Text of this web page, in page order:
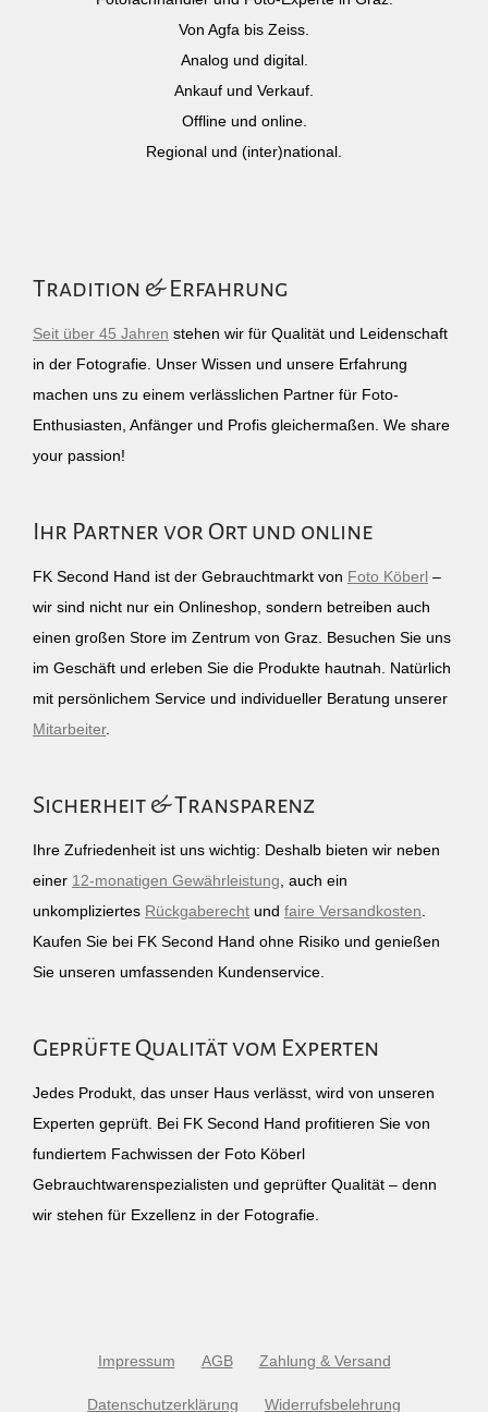
Von Agfa bis Zeiss.
Analog und digital.
Ankauf und Verkauf.
Offline und online.
Regional und (inter)national.
Tradition & Erfahrung
Seit über 45 Jahren stehen wir für Qualität und Leidenschaft
in der Fotografie. Unser Wissen und unsere Erfahrung
machen uns zu einem verlässlichen Partner für Foto-
Enthusiasten, Anfänger und Profis gleichermaßen. We share
your passion!
Ihr Partner vor Ort und online
FK Second Hand ist der Gebrauchtmarkt von Foto Köberl –
wir sind nicht nur ein Onlineshop, sondern betreiben auch
einen großen Store im Zentrum von Graz. Besuchen Sie uns
im Geschäft und erleben Sie die Produkte hautnah. Natürlich
mit persönlichem Service und individueller Beratung unserer
Mitarbeiter.
Sicherheit & Transparenz
Ihre Zufriedenheit ist uns wichtig: Deshalb bieten wir neben
einer 12-monatigen Gewährleistung , auch ein
unkompliziertes Rückgaberecht und faire Versandkosten
Kaufen Sie bei FK Second Hand ohne Risiko und genießen
Sie unseren umfassenden Kundenservice.
Geprüfte Qualität vom Experten
Jedes Produkt, das unser Haus verlässt, wird von unseren
Experten geprüft. Bei FK Second Hand profitieren Sie von
fundiertem Fachwissen der Foto Köberl
Gebrauchtwarenspezialisten und geprüfter Qualität – denn
wir stehen für Exzellenz in der Fotografie.
Impressum AGB Zahlung & Versand
Datenschutzerklärung Widerrufsbelehrung